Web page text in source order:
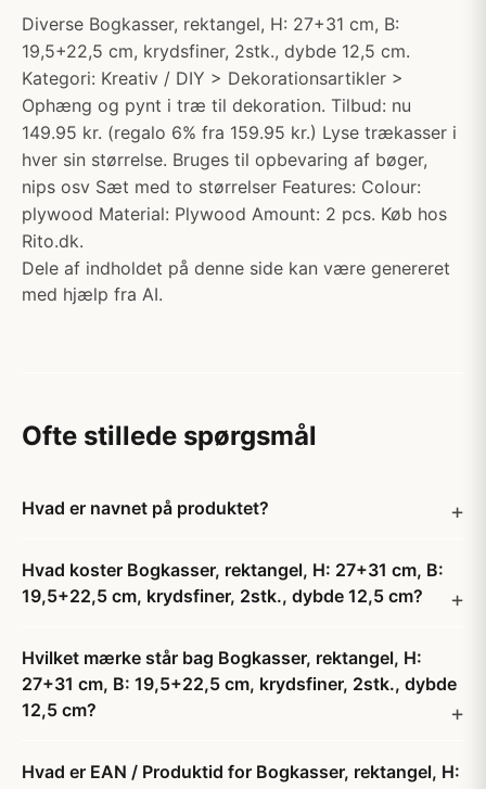
Diverse Bogkasser, rektangel, H: 27+31 cm, B:
19,5+22,5 cm, krydsfiner, 2stk., dybde 12,5 cm.
Kategori: Kreativ / DIY > Dekorationsartikler >
Ophæng og pynt i træ til dekoration. Tilbud: nu
149.95 kr. (regalo 6% fra 159.95 kr.) Lyse trækasser i
hver sin størrelse. Bruges til opbevaring af bøger,
nips osv Sæt med to størrelser Features: Colour:
plywood Material: Plywood Amount: 2 pcs. Køb hos
Rito.dk.
Dele af indholdet på denne side kan være genereret
med hjælp fra AI.
Ofte stillede spørgsmål
Hvad er navnet på produktet?
Hvad koster Bogkasser, rektangel, H: 27+31 cm, B:
19,5+22,5 cm, krydsfiner, 2stk., dybde 12,5 cm?
Hvilket mærke står bag Bogkasser, rektangel, H:
27+31 cm, B: 19,5+22,5 cm, krydsfiner, 2stk., dybde
12,5 cm?
Hvad er EAN / Produktid for Bogkasser, rektangel, H: